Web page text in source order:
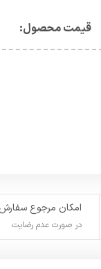
قیمت محصول:​
امکان مرجوع سفارش
در صورت عدم رضایت